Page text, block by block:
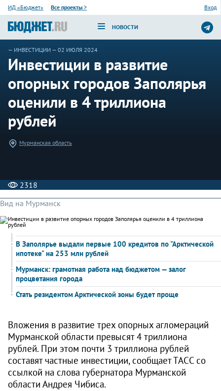
ИД «Бюджет» Все проекты > Вход
НОВОСТИ
— ИНВЕСТИЦИИ — 02 ИЮЛЯ 2024
Инвестиции в развитие
опорных городов Заполярья
оценили в 4 триллиона
рублей
Мурманская область
2318
Вид на Мурманск
В Заполярье выдали первые 100 кредитов по "Арктической
ипотеке" на 253 млн рублей
Мурманск: грамотная работа над бюджетом — залог
процветания города
Стать резидентом Арктической зоны будет проще
Вложения в развитие трех опорных агломераций
Мурманской области превысят 4 триллиона
рублей. При этом почти 3 триллиона рублей
составят частные инвестиции, сообщает ТАСС со
ссылкой на слова губернатора Мурманской
области Андрея Чибиса.